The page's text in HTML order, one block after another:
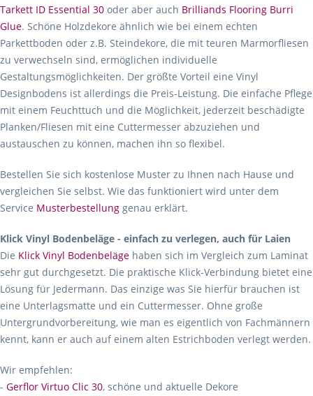
Tarkett ID Essential 30 oder aber auch Brilliands Flooring Burri
Glue. Schöne Holzdekore ähnlich wie bei einem echten
Parkettboden oder z.B. Steindekore, die mit teuren Marmorfliesen
zu verwechseln sind, ermöglichen individuelle
Gestaltungsmöglichkeiten. Der größte Vorteil eine Vinyl
Designbodens ist allerdings die Preis-Leistung. Die einfache Pflege
mit einem Feuchttuch und die Möglichkeit, jederzeit beschädigte
Planken/Fliesen mit eine Cuttermesser abzuziehen und
austauschen zu können, machen ihn so flexibel.
Bestellen Sie sich kostenlose Muster zu Ihnen nach Hause und
vergleichen Sie selbst. Wie das funktioniert wird unter dem
Service Musterbestellung genau erklärt.
Klick Vinyl Bodenbeläge - einfach zu verlegen, auch für Laien
Die Klick Vinyl Bodenbeläge haben sich im Vergleich zum Laminat
sehr gut durchgesetzt. Die praktische Klick-Verbindung bietet eine
Lösung für Jedermann. Das einzige was Sie hierfür brauchen ist
eine Unterlagsmatte und ein Cuttermesser. Ohne große
Untergrundvorbereitung, wie man es eigentlich von Fachmännern
kennt, kann er auch auf einem alten Estrichboden verlegt werden.
Wir empfehlen:
- Gerflor Virtuo Clic 30, schöne und aktuelle Dekore